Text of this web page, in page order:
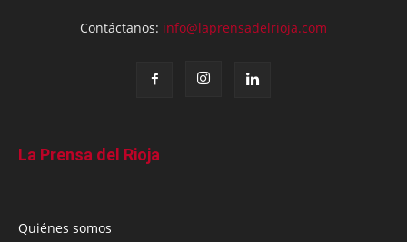
Contáctanos: info@laprensadelrioja.com
La Prensa del Rioja
Quiénes somos